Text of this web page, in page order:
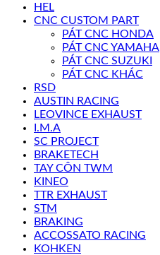
HEL
CNC CUSTOM PART
PÁT CNC HONDA
PÁT CNC YAMAHA
PÁT CNC SUZUKI
PÁT CNC KHÁC
RSD
AUSTIN RACING
LEOVINCE EXHAUST
I.M.A
SC PROJECT
BRAKETECH
TAY CÔN TWM
KINEO
TTR EXHAUST
STM
BRAKING
ACCOSSATO RACING
KOHKEN